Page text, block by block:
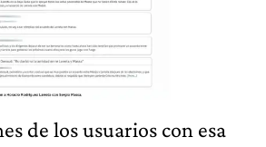
de los usuarios con esa